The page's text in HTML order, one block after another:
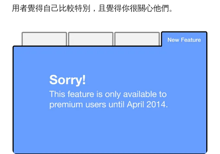
用者覺得自己比較特別，且覺得你很關心他們。